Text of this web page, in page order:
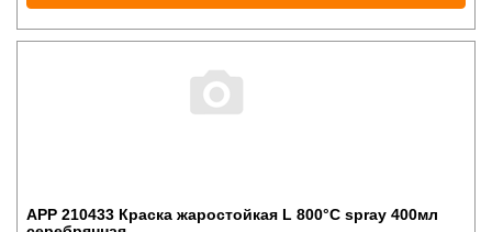
APP 210433 Краска жаростойкая L 800°С spray 400мл